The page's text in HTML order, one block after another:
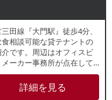
⽥線『大門駅』徒歩4分、
相談可能な貸テナントの
介です。周辺はオフィスビ
メーカー事務所が点在して
物販・テイクアウト・喫
要が期待できます。以前は
店が営業していました。各
詳細を見る